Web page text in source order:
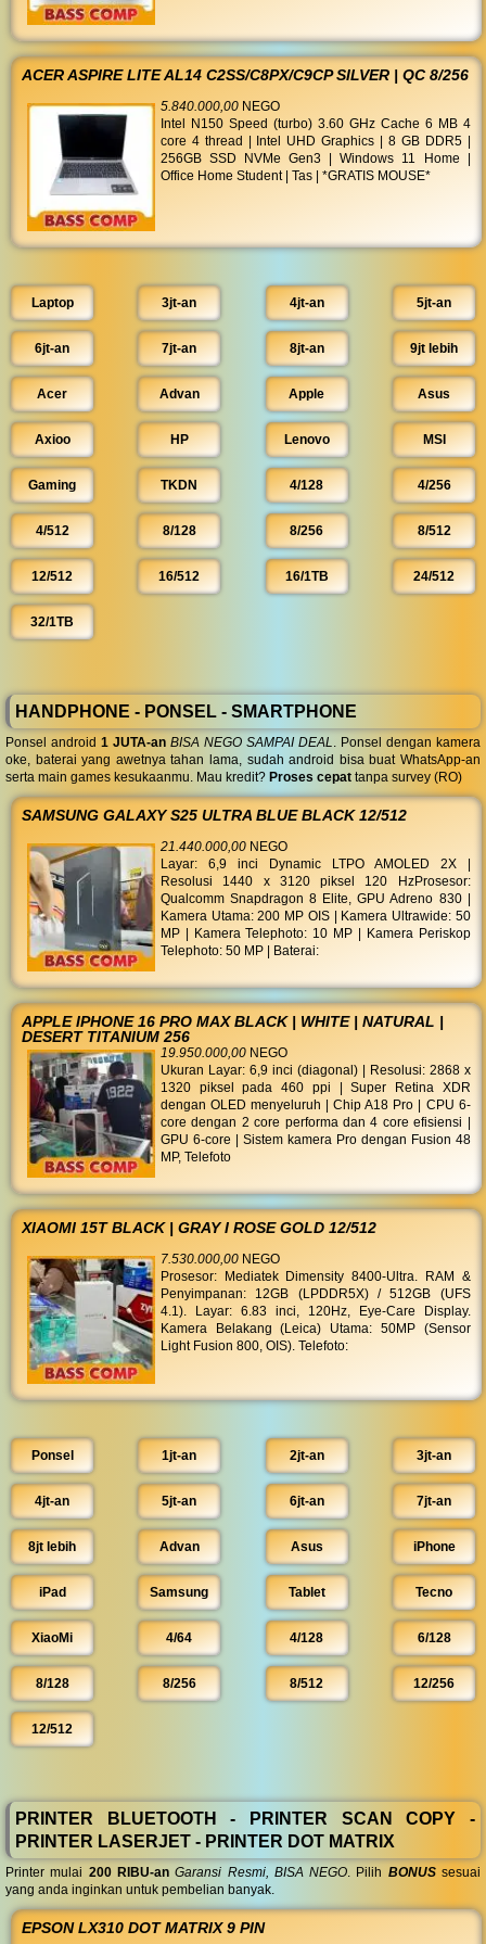
ACER ASPIRE LITE AL14 C2SS/C8PX/C9CP SILVER | QC 8/256
5.840.000,00 NEGO
Intel N150 Speed (turbo) 3.60 GHz Cache 6 MB 4
core 4 thread | Intel UHD Graphics | 8 GB DDR5 |
256GB SSD NVMe Gen3 | Windows 11 Home |
Office Home Student | Tas | *GRATIS MOUSE*
Laptop 3jt-an 4jt-an 5jt-an
6jt-an 7jt-an 8jt-an 9jt lebih
Acer Advan Apple Asus
Axioo HP Lenovo MSI
Gaming TKDN 4/128 4/256
4/512 8/128 8/256 8/512
12/512 16/512 16/1TB 24/512
32/1TB
HANDPHONE - PONSEL - SMARTPHONE
Ponsel android 1 JUTA-an BISA NEGO SAMPAI DEAL. Ponsel dengan kamera
oke, baterai yang awetnya tahan lama, sudah android bisa buat WhatsApp-an
serta main games kesukaanmu. Mau kredit? Proses cepat tanpa survey (RO)
SAMSUNG GALAXY S25 ULTRA BLUE BLACK 12/512
21.440.000,00 NEGO
Layar: 6,9 inci Dynamic LTPO AMOLED 2X |
Resolusi 1440 x 3120 piksel 120 HzProsesor:
Qualcomm Snapdragon 8 Elite, GPU Adreno 830 |
Kamera Utama: 200 MP OIS | Kamera Ultrawide: 50
MP | Kamera Telephoto: 10 MP | Kamera Periskop
Telephoto: 50 MP | Baterai:
APPLE IPHONE 16 PRO MAX BLACK | WHITE | NATURAL |
DESERT TITANIUM 256
19.950.000,00 NEGO
Ukuran Layar: 6,9 inci (diagonal) | Resolusi: 2868 x
1320 piksel pada 460 ppi | Super Retina XDR
dengan OLED menyeluruh | Chip A18 Pro | CPU 6-
core dengan 2 core performa dan 4 core efisiensi |
GPU 6-core | Sistem kamera Pro dengan Fusion 48
MP, Telefoto
XIAOMI 15T BLACK | GRAY I ROSE GOLD 12/512
7.530.000,00 NEGO
Prosesor: Mediatek Dimensity 8400-Ultra. RAM &
Penyimpanan: 12GB (LPDDR5X) / 512GB (UFS
4.1). Layar: 6.83 inci, 120Hz, Eye-Care Display.
Kamera Belakang (Leica) Utama: 50MP (Sensor
Light Fusion 800, OIS). Telefoto:
Ponsel 1jt-an 2jt-an 3jt-an
4jt-an 5jt-an 6jt-an 7jt-an
8jt lebih Advan Asus iPhone
iPad Samsung Tablet Tecno
XiaoMi 4/64 4/128 6/128
8/128 8/256 8/512 12/256
12/512
PRINTER BLUETOOTH - PRINTER SCAN COPY -
PRINTER LASERJET - PRINTER DOT MATRIX
Printer mulai 200 RIBU-an Garansi Resmi, BISA NEGO. Pilih BONUSsesuai
yang anda inginkan untuk pembelian banyak.
EPSON LX310 DOT MATRIX 9 PIN